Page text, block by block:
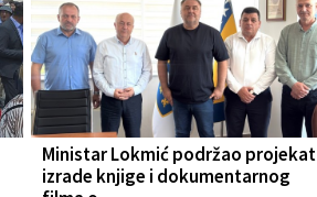
Ministar Lokmić podržao projekat
izrade knjige i dokumentarnog